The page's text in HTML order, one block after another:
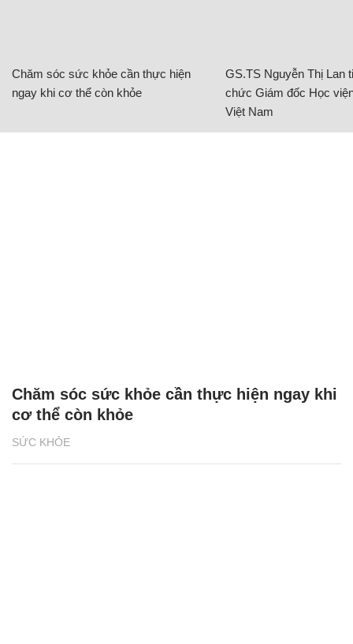
Chăm sóc sức khỏe cần thực hiện
ngay khi cơ thể còn khỏe
GS.TS Nguyễn Thị Lan
chức Giám đốc Học
Việt Nam
SỨC KHỎE
Chăm sóc sức khỏe cần thực hiện ngay khi
cơ thể còn khỏe